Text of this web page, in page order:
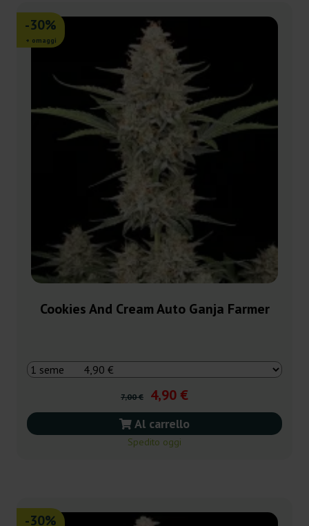
-30%
+ omaggi
Cookies And Cream Auto Ganja Farmer
7,00 € 4,90 €
Al carrello
Spedito oggi
-30%